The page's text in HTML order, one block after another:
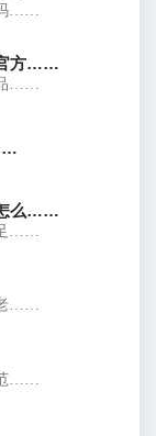
……
官方……
……
怎么……
足……
老……
……